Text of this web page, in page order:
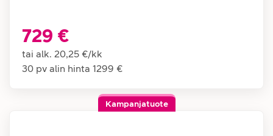
729 €
tai alk. 20,25 €/kk
30 pv alin hinta 1299 €
Kampanjatuote